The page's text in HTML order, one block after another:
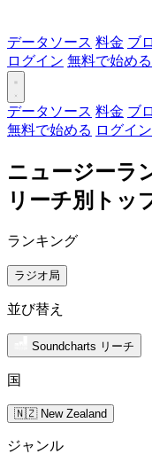
データソース 料金 ブ
ログイン 無料で始める
データソース 料金 ブ
無料で始める ログイン
ニュージーラ
リーチ別トッ
ランキング
ラジオ局
並び替え
Soundcharts リーチ
国
🇳🇿 New Zealand
ジャンル